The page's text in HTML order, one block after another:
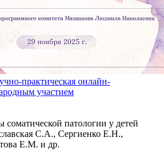
практическая онлайн-
участием
патологии у детей
С.А., Сергиенко Е.Н.,
Е.М. и др.